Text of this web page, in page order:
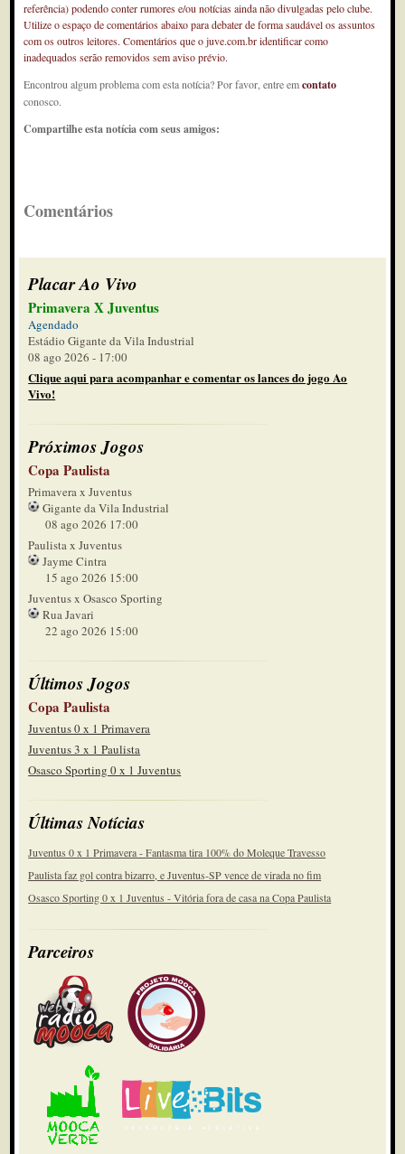
referência) podendo conter rumores e/ou notícias ainda não divulgadas pelo clube.
Utilize o espaço de comentários abaixo para debater de forma saudável os assuntos
com os outros leitores. Comentários que o juve.com.br identificar como
inadequados serão removidos sem aviso prévio.
Encontrou algum problema com esta notícia? Por favor, entre emcontato
conosco.
Compartilhe esta notícia com seus amigos:
Comentários
Placar Ao Vivo
Primavera X Juventus
Agendado
Estádio Gigante da Vila Industrial
08 ago 2026 - 17:00
Clique aqui para acompanhar e comentar os lances do jogo Ao
Vivo!
Próximos Jogos
Copa Paulista
Primavera x Juventus
Gigante da Vila Industrial
08 ago 2026 17:00
Paulista x Juventus
Jayme Cintra
15 ago 2026 15:00
Juventus x Osasco Sporting
Rua Javari
22 ago 2026 15:00
Últimos Jogos
Copa Paulista
Juventus 0 x 1 Primavera
Juventus 3 x 1 Paulista
Osasco Sporting 0 x 1 Juventus
Últimas Notícias
Juventus 0 x 1 Primavera - Fantasma tira 100% do Moleque Travesso
Paulista faz gol contra bizarro, e Juventus-SP vence de virada no fim
Osasco Sporting 0 x 1 Juventus - Vitória fora de casa na Copa Paulista
Parceiros